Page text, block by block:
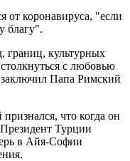
от коронавируса, "если
благу".
границ, культурных
с любовью
Папа Римский
что когда он
Турции
в Айя-Софии